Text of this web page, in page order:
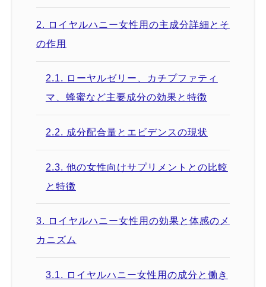
2. ロイヤルハニー女性用の主成分詳細とそ
の作用
2.1. ローヤルゼリー、カチプファティ
マ、蜂蜜など主要成分の効果と特徴
2.2. 成分配合量とエビデンスの現状
2.3. 他の女性向けサプリメントとの比較
と特徴
3. ロイヤルハニー女性用の効果と体感のメ
カニズム
3.1. ロイヤルハニー女性用の成分と働き